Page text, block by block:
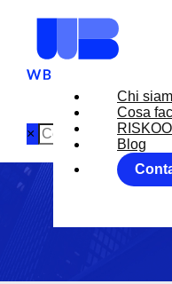
Chi
Cosa
RISKOO
Blog
×